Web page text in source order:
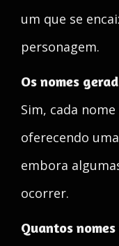
um que se
personagem.
Os nomes
Sim, cada
oferecendo
embora
ocorrer.
Quantos